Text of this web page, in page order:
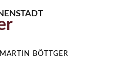
MARTIN BÖTTGER